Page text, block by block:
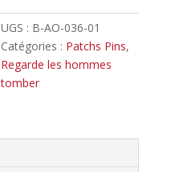
UGS : B-AO-036-01
Catégories : Patchs Pins,
Regarde les hommes
tomber